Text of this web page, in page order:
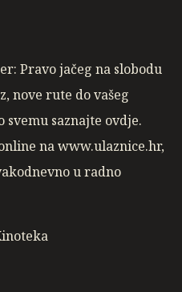
Pravo jačeg na slobodu
nove rute do vašeg
svemu saznajte ovdje.
na www.ulaznice.hr,
u radno